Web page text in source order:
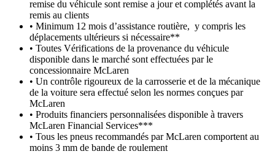
remise du véhicule sont remise a jour et complétés avant la
remis au clients
• Minimum 12 mois d’assistance routière, y compris les
déplacements ultérieurs si nécessaire**
• Toutes Vérifications de la provenance du véhicule
disponible dans le marché sont effectuées par le
concessionnaire McLaren
• Un contrôle rigoureux de la carrosserie et de la mécanique
de la voiture sera effectué selon les normes conçues par
McLaren
• Produits financiers personnalisées disponible à travers
McLaren Financial Services***
• Tous les pneus recommandés par McLaren comportent au
moins 3 mm de bande de roulement